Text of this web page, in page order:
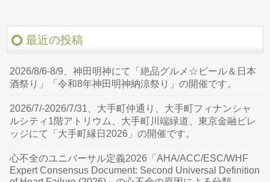
最近の投稿
2026/8/6-8/9、神田明神にて「絶品グルメ☆ビール＆日本
酒祭り」「令和8年神田明神納涼祭り」の開催です。
2026/7/-2026/7/31、大手町仲通り、大手町フィナンシャ
ルシティ1階アトリウム、大手町川端緑道、東京金融ビレ
ッジにて「大手町縁日2026」の開催です。
心不全のユニバーサル定義2026「AHA/ACC/ESC/WHF
Expert Consensus Document: Second Universal Definition